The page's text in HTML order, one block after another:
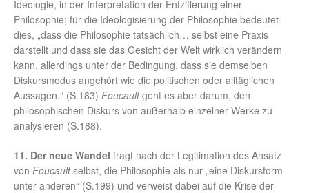
Ideologie, in der Interpretation der Entzifferung einer
Philosophie; für die Ideologisierung der Philosophie bedeutet
dies, „dass die Philosophie tatsächlich… selbst eine Praxis
darstellt und dass sie das Gesicht der Welt wirklich verändern
kann, allerdings unter der Bedingung, dass sie demselben
Diskursmodus angehört wie die politischen oder alltäglichen
Aussagen.“ (S.183) Foucaultgeht es aber darum, den
philosophischen Diskurs von außerhalb einzelner Werke zu
analysieren (S.188).
11. Der neue Wandel fragt nach der Legitimation des Ansatz
von Foucaultselbst, die Philosophie als nur „eine Diskursform
unter anderen“ (S.199) und verweist dabei auf die Krise der